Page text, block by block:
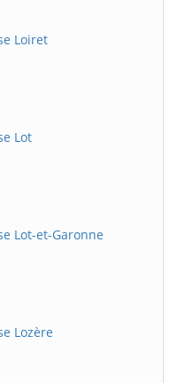
Loiret
Lot
Lot-et-Garonne
Lozère